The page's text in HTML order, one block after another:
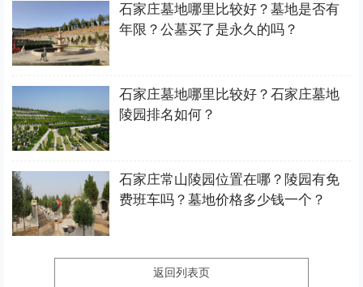
石家庄墓地哪里比较好？墓地是否有
年限？公墓买了是永久的吗？
石家庄墓地哪里比较好？石家庄墓地
陵园排名如何？
石家庄常山陵园位置在哪？陵园有免
费班车吗？墓地价格多少钱一个？
返回列表页